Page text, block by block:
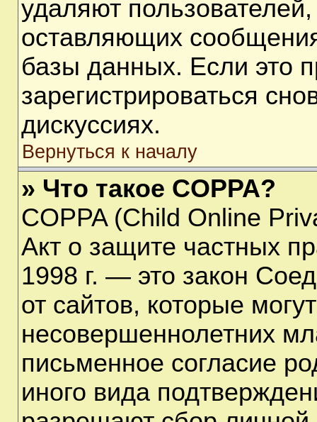
удаляют
оставляющих
базы данных. Если это
зарегистрироваться
дискуссиях.
Вернуться к началу
» Что такое COPPA?
COPPA (Child Online
Акт о защите частных
1998 г. — это закон
от сайтов, которые
несовершеннолетних
письменное согласие
иного вида